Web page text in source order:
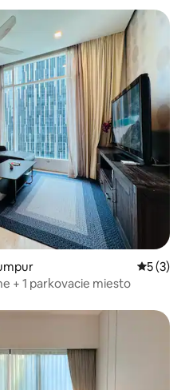
5 (3)
+ 1 parkovacie miesto